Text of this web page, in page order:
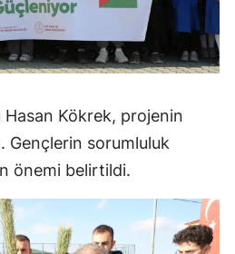
Kökrek, projenin
Gençlerin sorumluluk
önemi belirtildi.